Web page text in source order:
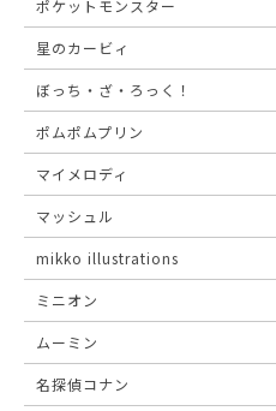
ポケットモンスター
星のカービィ
ぼっち・ざ・ろっく！
ポムポムプリン
マイメロディ
マッシュル
mikko illustrations
ミニオン
ムーミン
名探偵コナン